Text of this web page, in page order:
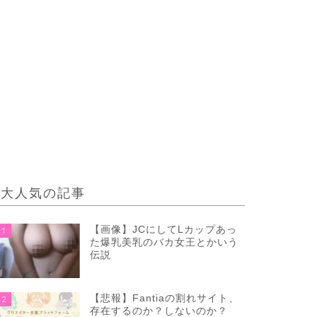
大人気の記事
1
【画像】JCにしてLカップあっ
た爆乳美乳のバカ女王とかいう
伝説
2
【悲報】Fantiaの割れサイト、
存在するのか？しないのか？